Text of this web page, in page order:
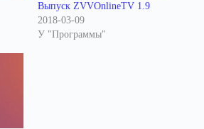
Выпуск ZVVOnlineTV 1.9
2018-03-09
У "Программы"